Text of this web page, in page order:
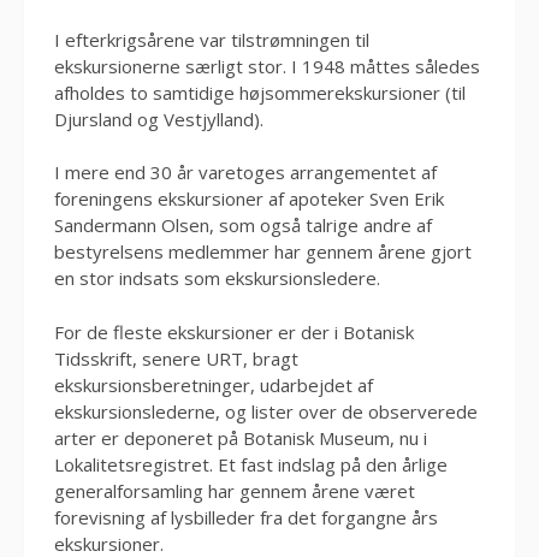
I efterkrigsårene var tilstrømningen til
ekskursionerne særligt stor. I 1948 måttes således
afholdes to samtidige højsommerekskursioner (til
Djursland og Vestjylland).
I mere end 30 år varetoges arrangementet af
foreningens ekskursioner af apoteker Sven Erik
Sandermann Olsen, som også talrige andre af
bestyrelsens medlemmer har gennem årene gjort
en stor indsats som ekskursionsledere.
For de fleste ekskursioner er der i Botanisk
Tidsskrift, senere URT, bragt
ekskursionsberetninger, udarbejdet af
ekskursionslederne, og lister over de observerede
arter er deponeret på Botanisk Museum, nu i
Lokalitetsregistret. Et fast indslag på den årlige
generalforsamling har gennem årene været
forevisning af lysbilleder fra det forgangne års
ekskursioner.